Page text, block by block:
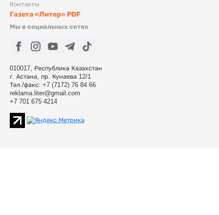
Контакты
Газета «Литер» PDF
Мы в социальных сетях
010017, Республика Казахстан
г. Астана, пр. Кунаева 12/1
Тел./факс: +7 (7172) 76 84 66
reklama.liter@gmail.com
+7 701 675 4214